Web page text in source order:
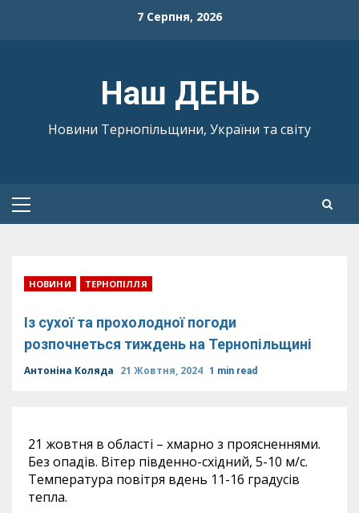
7 Серпня, 2026
Наш ДЕНЬ
Новини Тернопільщини, України та світу
Primary
НОВИНИ ТЕРНОПІЛЛЯ
Із сухої та прохолодної погоди
розпочнеться тиждень на Тернопільщині
Антоніна Коляда 21 Жовтня, 2024 1 min read
21 жовтня в області – хмарно з проясненнями.
Без опадів. Вітер південно-східний, 5-10 м/с.
Температура повітря вдень 11-16 градусів
тепла.